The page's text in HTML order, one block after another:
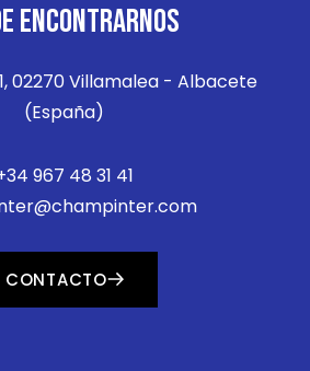
ENCONTRARNOS
02270 Villamalea - Albacete
(España)
967 48 31 41
CONTACTO